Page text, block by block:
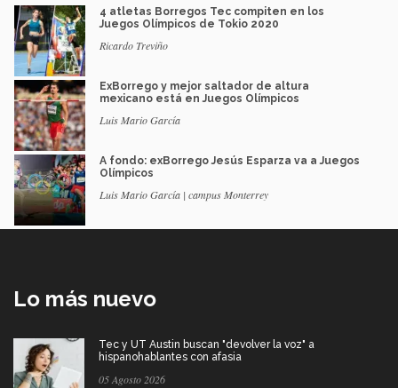
4 atletas Borregos Tec compiten en los
Juegos Olímpicos de Tokio 2020
Ricardo Treviño
ExBorrego y mejor saltador de altura
mexicano está en Juegos Olímpicos
Luis Mario García
A fondo: exBorrego Jesús Esparza va a Juegos
Olímpicos
Luis Mario García | campus Monterrey
Lo más nuevo
Tec y UT Austin buscan "devolver la voz" a
hispanohablantes con afasia
05 Agosto 2026